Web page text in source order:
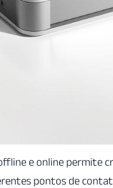
e online permite
pontos de